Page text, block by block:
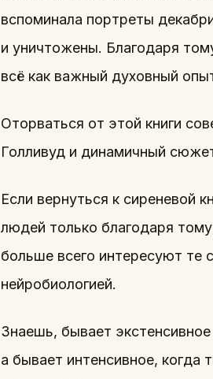
вспоминала портреты
и уничтожены. Благодаря
всё как важный духовный
Оторваться от этой книги
Голливуд и динамичный
Если вернуться к сиреневой
людей только благодаря
больше всего интересуют те
нейробиологией.
Знаешь, бывает
а бывает интенсивное,